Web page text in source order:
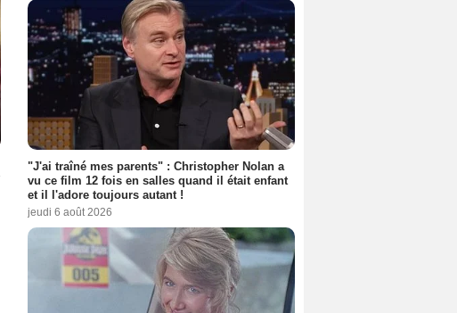
"J'ai traîné mes parents" : Christopher Nolan a
vu ce film 12 fois en salles quand il était enfant
et il l'adore toujours autant !
jeudi 6 août 2026